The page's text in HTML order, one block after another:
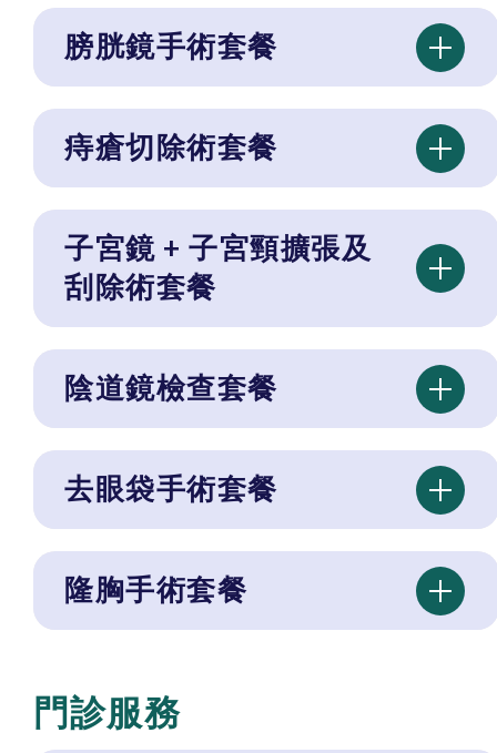
膀胱鏡手術套餐
痔瘡切除術套餐
子宮鏡 + 子宮頸擴張及
刮除術套餐
陰道鏡檢查套餐
去眼袋手術套餐
隆胸手術套餐
門診服務